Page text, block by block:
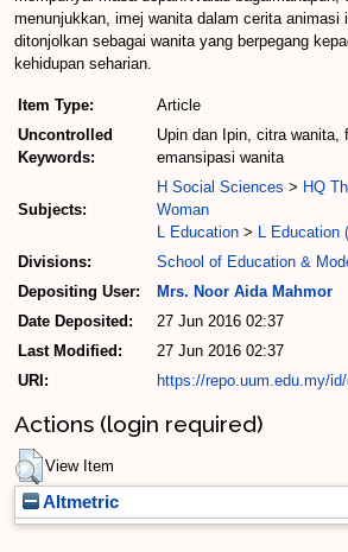
menunjukkan, imej wanita dalam cerita animasi
ditonjolkan sebagai wanita yang berpegang
kehidupan seharian.
Item Type:
Article
Uncontrolled
Keywords:
Upin dan Ipin, citra wanita,
emansipasi wanita
Subjects:
H Social Sciences > HQ
Woman
L Education > L Education
Divisions:
School of Education &
Depositing User:
Mrs. Noor Aida Mahmor
Date Deposited:
27 Jun 2016 02:37
Last Modified:
27 Jun 2016 02:37
URI:
https://repo.uum.edu.my/
Actions (login required)
View Item
Altmetric